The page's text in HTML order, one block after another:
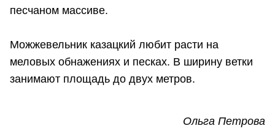
песчаном массиве.
Можжевельник казацкий любит расти на
меловых обнажениях и песках. В ширину ветки
занимают площадь до двух метров.
Ольга Петрова